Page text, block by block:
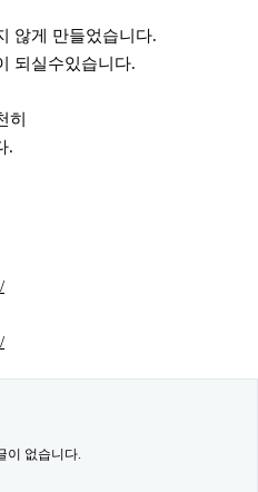
않게 만들었습니다.
되실수있습니다.
히
.
이 없습니다.